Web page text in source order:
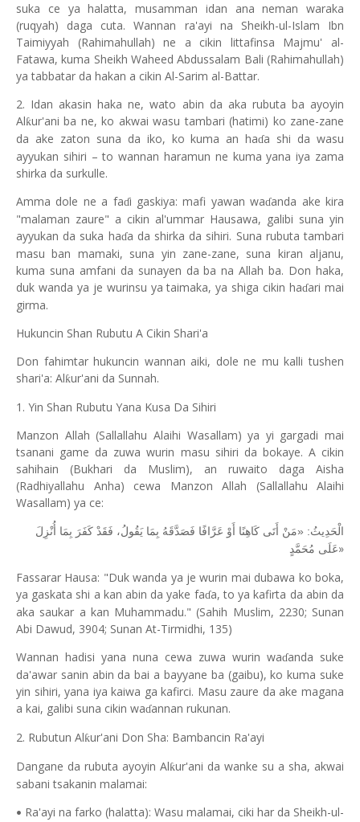
suka ce ya halatta, musamman idan ana neman waraka
(ruqyah) daga cuta. Wannan ra'ayi na Sheikh-ul-Islam Ibn
Taimiyyah (Rahimahullah) ne a cikin littafinsa Majmu' al-
Fatawa, kuma Sheikh Waheed Abdussalam Bali (Rahimahullah)
ya tabbatar da hakan a cikin Al-Sarim al-Battar.
2. Idan akasin haka ne, wato abin da aka rubuta ba ayoyin
Alƙur'ani ba ne, ko akwai wasu tambari (hatimi) ko zane-zane
da ake zaton suna da iko, ko kuma an haɗa shi da wasu
ayyukan sihiri – to wannan haramun ne kuma yana iya zama
shirka da surkulle.
Amma dole ne a faɗi gaskiya: mafi yawan waɗanda ake kira
"malaman zaure" a cikin al'ummar Hausawa, galibi suna yin
ayyukan da suka haɗa da shirka da sihiri. Suna rubuta tambari
masu ban mamaki, suna yin zane-zane, suna kiran aljanu,
kuma suna amfani da sunayen da ba na Allah ba. Don haka,
duk wanda ya je wurinsu ya taimaka, ya shiga cikin haɗari mai
girma.
Hukuncin Shan Rubutu A Cikin Shari'a
Don fahimtar hukuncin wannan aiki, dole ne mu kalli tushen
shari'a: Alƙur'ani da Sunnah.
1. Yin Shan Rubutu Yana Kusa Da Sihiri
Manzon Allah (Sallallahu Alaihi Wasallam) ya yi gargadi mai
tsanani game da zuwa wurin masu sihiri da bokaye. A cikin
sahihain (Bukhari da Muslim), an ruwaito daga Aisha
(Radhiyallahu Anha) cewa Manzon Allah (Sallallahu Alaihi
Wasallam) ya ce:
الْحَدِيثُ: «مَنْ أَتَى كَاهِنًا أَوْ عَرَّافًا فَصَدَّقَهُ بِمَا يَقُولُ، فَقَدْ كَفَرَ بِمَا أُنْزِلَ
عَلَى مُحَمَّدٍ»
Fassarar Hausa: "Duk wanda ya je wurin mai dubawa ko boka,
ya gaskata shi a kan abin da yake faɗa, to ya kafirta da abin da
aka saukar a kan Muhammadu." (Sahih Muslim, 2230; Sunan
Abi Dawud, 3904; Sunan At-Tirmidhi, 135)
Wannan hadisi yana nuna cewa zuwa wurin waɗanda suke
da'awar sanin abin da bai a bayyane ba (gaibu), ko kuma suke
yin sihiri, yana iya kaiwa ga kafirci. Masu zaure da ake magana
a kai, galibi suna cikin waɗannan rukunan.
2. Rubutun Alƙur'ani Don Sha: Bambancin Ra'ayi
Dangane da rubuta ayoyin Alƙur'ani da wanke su a sha, akwai
sabani tsakanin malamai:
• Ra'ayi na farko (halatta): Wasu malamai, ciki har da Sheikh-ul-